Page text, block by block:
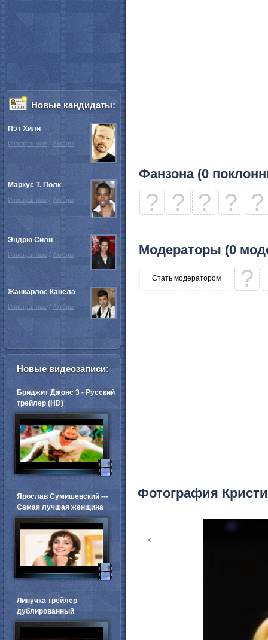
Фанзона (0
? ? ? ? ?
Модераторы (0
Стать модератором ?
Фотография
←
Новые кандидаты:
Пэт Хили
Иностранные / Актёры
Маркус Т. Полк
Иностранные / Актёры
Эндрю Сили
Иностранные / Актёры
Жанкарлос Канела
Иностранные / Актёры
Новые видеозаписи:
Бриджит Джонс 3 - Русский
трейлер (HD)
Ярослав Сумишевский ---
Самая лучшая женщина
Липучка трейлер
дублированный